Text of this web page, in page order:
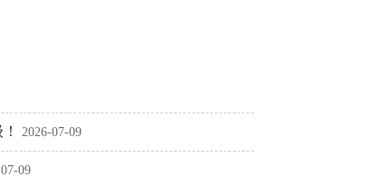
2026-07-09
09